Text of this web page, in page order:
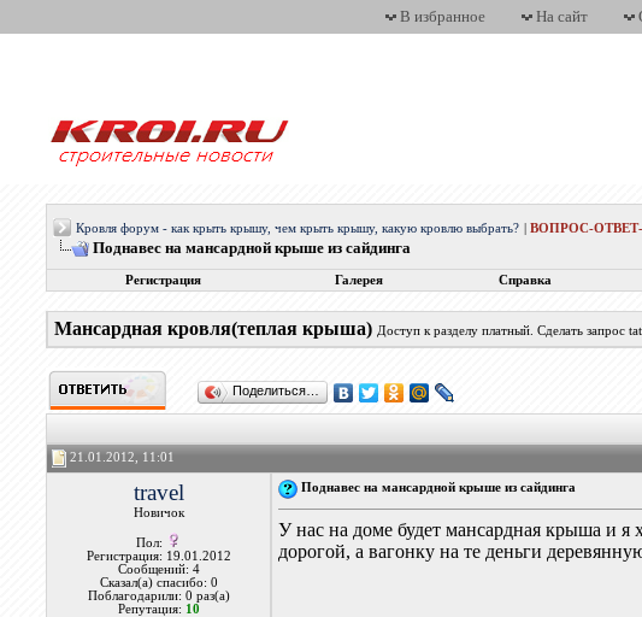
В избранное На сайт
Кровля форум - как крыть крышу, чем крыть крышу, какую кровлю выбрать? |ВОПРОС-
Поднавес на мансардной крыше из сайдинга
Регистрация Галерея Справка
Мансардная кровля(теплая крыша) Доступ к разделу платный. Сделать запрос
Поделиться…
21.01.2012, 11:01
travel
Новичок
Пол:
Регистрация: 19.01.2012
Сообщений: 4
Сказал(а) спасибо: 0
Поблагодарили: 0 раз(а)
Репутация: 10
Поднавес на мансардной крыше из сайдинга
У нас на доме будет мансардная крыша и я
дорогой, а вагонку на те деньги